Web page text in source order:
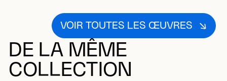
VOIR TOUTES LES ŒUVRES
DE LA MÊME
COLLECTION